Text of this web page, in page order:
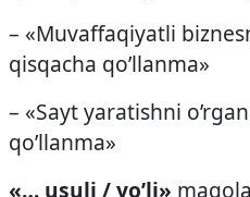
– «Muvaffaqiyatli
qisqacha qo’llanma»
– «Sayt yaratishni
qo’llanma»
«… usuli / yo’li»